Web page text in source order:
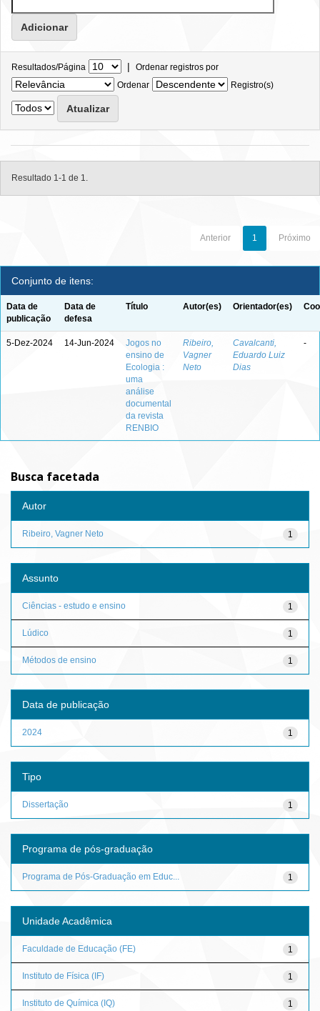
Resultados/Página | Ordenar registros por
Ordenar
Registro(s)
Resultado 1-1 de 1.
Anterior 1 Próximo
Conjunto de itens:
Data de
publicação
Data de
defesa
Título Autor(es) Orientador(es)
5-Dez-2024 14-Jun-2024
Jogos no
ensino de
Ecologia :
uma
análise
documental
da revista
RENBIO
Ribeiro,
Vagner
Neto
Cavalcanti,
Eduardo Luiz
Dias
-
Busca facetada
Autor
1
Ribeiro, Vagner Neto
Assunto
1
Ciências - estudo e ensino
1
Lúdico
1
Métodos de ensino
Data de publicação
1
2024
Tipo
1
Dissertação
Programa de pós-graduação
1
Programa de Pós-Graduação em Educ...
Unidade Acadêmica
1
Faculdade de Educação (FE)
1
Instituto de Física (IF)
1
Instituto de Química (IQ)